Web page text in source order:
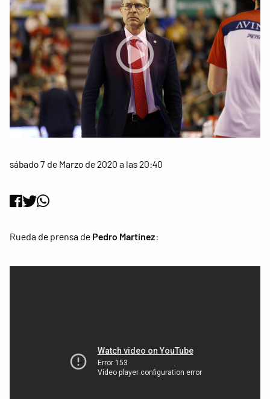
sábado 7 de Marzo de 2020 a las 20:40
Rueda de prensa de Pedro Martínez: